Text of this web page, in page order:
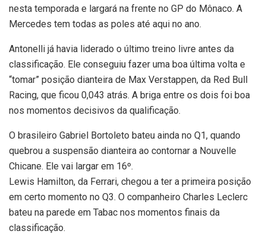
nesta temporada e largará na frente no GP do Mônaco. A
Mercedes tem todas as poles até aqui no ano.
Antonelli já havia liderado o último treino livre antes da
classificação. Ele conseguiu fazer uma boa última volta e
“tomar” posição dianteira de Max Verstappen, da Red Bull
Racing, que ficou 0,043 atrás. A briga entre os dois foi boa
nos momentos decisivos da qualificação.
O brasileiro Gabriel Bortoleto bateu ainda no Q1, quando
quebrou a suspensão dianteira ao contornar a Nouvelle
Chicane. Ele vai largar em 16º.
Lewis Hamilton, da Ferrari, chegou a ter a primeira posição
em certo momento no Q3. O companheiro Charles Leclerc
bateu na parede em Tabac nos momentos finais da
classificação.